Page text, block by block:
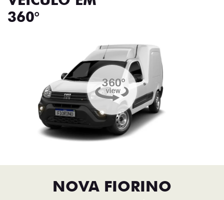
360°
NOVA FIORINO